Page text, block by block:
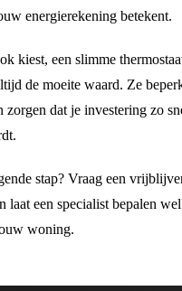
energierekening betekent.
kiest, een slimme
de moeite waard. Ze
zorgen dat je investering zo
stap? Vraag een
laat een specialist bepalen
woning.